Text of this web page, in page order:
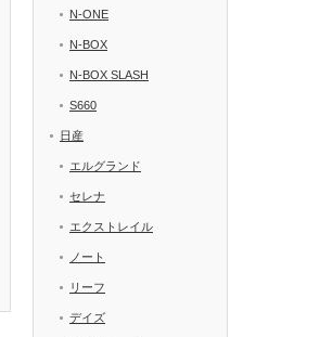
N-ONE
N-BOX
N-BOX SLASH
S660
日産
エルグランド
セレナ
エクストレイル
ノート
リーフ
デイズ